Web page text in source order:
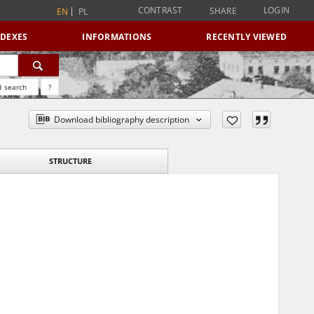
EN PL CONTRAST SHARE LOGIN
INFORMATIONS RECENTLY VIEWED
search ?
Download bibliography description
STRUCTURE